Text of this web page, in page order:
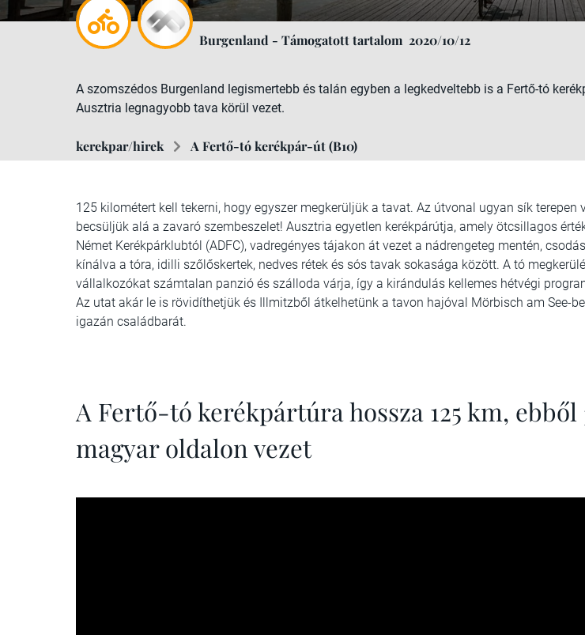
Burgenland - Támogatott tartalom 2020/10/12
A szomszédos Burgenland legismertebb és talán egyben a legkedveltebb is a Fertő-tó
Ausztria legnagyobb tava körül vezet.
kerekpar/hirek A Fertő-tó kerékpár-út (B10)
125 kilométert kell tekerni, hogy egyszer megkerüljük a tavat. Az útvonal ugyan sík terepen
becsüljük alá a zavaró szembeszelet! Ausztria egyetlen kerékpárútja, amely ötcsillagos
Német Kerékpárklubtól (ADFC), vadregényes tájakon át vezet a nádrengeteg mentén,
kínálva a tóra, idilli szőlőskertek, nedves rétek és sós tavak sokasága között. A tó
vállalkozókat számtalan panzió és szálloda várja, így a kirándulás kellemes hétvégi
Az utat akár le is rövidíthetjük és Illmitzből átkelhetünk a tavon hajóval Mörbisch am See-
igazán családbarát.
A Fertő-tó kerékpártúra hossza 125 km, ebből
magyar oldalon vezet